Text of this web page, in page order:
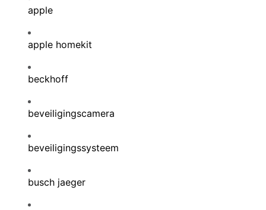
apple
apple homekit
beckhoff
beveiligingscamera
beveiligingssysteem
busch jaeger